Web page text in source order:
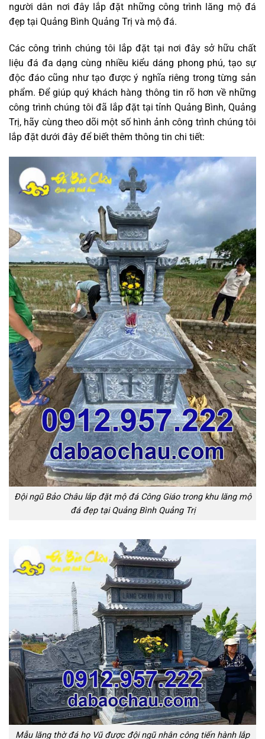
người dân nơi đây lắp đặt những công trình lăng mộ đá
đẹp tại Quảng Bình Quảng Trị và mộ đá.
Các công trình chúng tôi lắp đặt tại nơi đây sở hữu chất
liệu đá đa dạng cùng nhiều kiểu dáng phong phú, tạo sự
độc đáo cũng như tạo được ý nghĩa riêng trong từng sản
phẩm. Để giúp quý khách hàng thông tin rõ hơn về những
công trình chúng tôi đã lắp đặt tại tỉnh Quảng Bình, Quảng
Trị, hãy cùng theo dõi một số hình ảnh công trình chúng tôi
lắp đặt dưới đây để biết thêm thông tin chi tiết:
Đội ngũ Bảo Châu lắp đặt mộ đá Công Giáo trong khu lăng mộ
đá đẹp tại Quảng Bình Quảng Trị
Mẫu lăng thờ đá họ Vũ được đội ngũ nhân công tiến hành lắp